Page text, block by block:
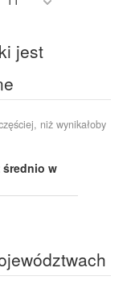
9
9
8
7
7
6
6
jest
niż wynikałoby
średnio w